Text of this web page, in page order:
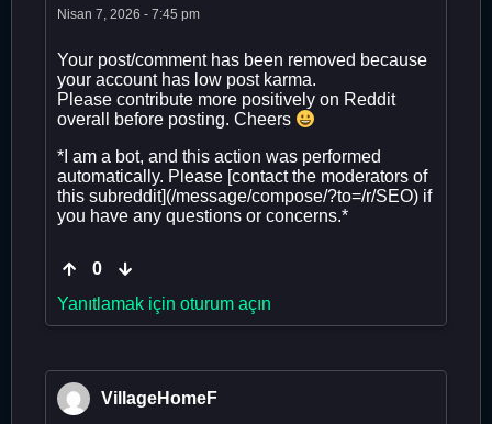
Nisan 7, 2026 - 7:45 pm
Your post/comment has been removed because
your account has low post karma.
Please contribute more positively on Reddit
overall before posting. Cheers
*I am a bot, and this action was performed
automatically. Please [contact the moderators of
this subreddit](/message/compose/?to=/r/SEO) if
you have any questions or concerns.*
0
Yanıtlamak için oturum açın
VillageHomeF